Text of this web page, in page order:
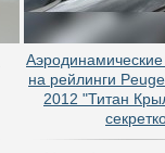
на рейлинги
2012 "Титан